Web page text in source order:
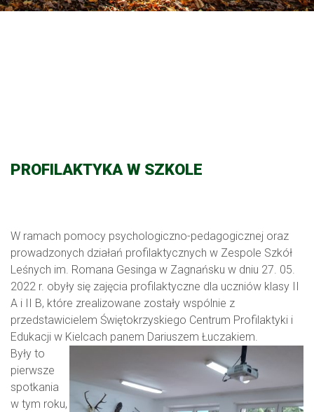
PROFILAKTYKA W SZKOLE
W ramach pomocy psychologiczno-pedagogicznej oraz
prowadzonych działań profilaktycznych w Zespole Szkół
Leśnych im. Romana Gesinga w Zagnańsku w dniu 27. 05.
2022 r. obyły się zajęcia profilaktyczne dla uczniów klasy II
A i II B, które zrealizowane zostały wspólnie z
przedstawicielem Świętokrzyskiego Centrum Profilaktyki i
Edukacji w Kielcach panem Dariuszem Łuczakiem.
Były to
pierwsze
spotkania
w tym roku,